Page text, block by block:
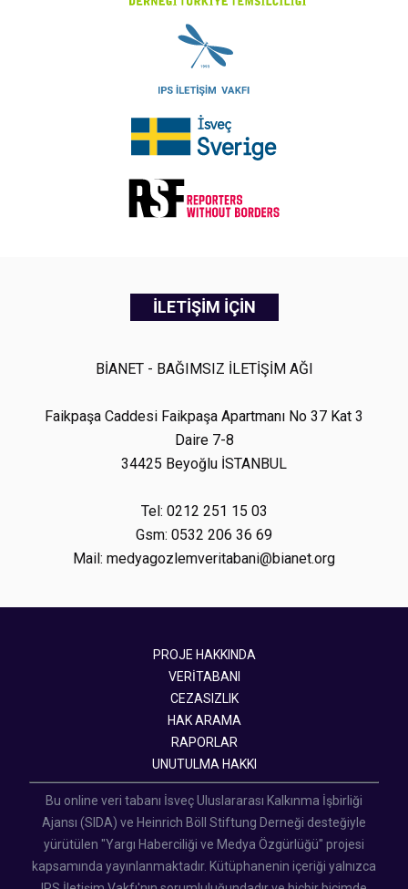
İLETİŞİM İÇİN
BİANET - BAĞIMSIZ İLETİŞİM AĞI
Faikpaşa Caddesi Faikpaşa Apartmanı No 37 Kat 3
Daire 7-8
34425 Beyoğlu İSTANBUL
Tel: 0212 251 15 03
Gsm: 0532 206 36 69
Mail: medyagozlemveritabani@bianet.org
PROJE HAKKINDA
VERİTABANI
CEZASIZLIK
HAK ARAMA
RAPORLAR
UNUTULMA HAKKI
Bu online veri tabanı İsveç Uluslararası Kalkınma İşbirliği
Ajansı (SIDA) ve Heinrich Böll Stiftung Derneği desteğiyle
yürütülen "Yargı Haberciliği ve Medya Özgürlüğü" projesi
kapsamında yayınlanmaktadır. Kütüphanenin içeriği yalnızca